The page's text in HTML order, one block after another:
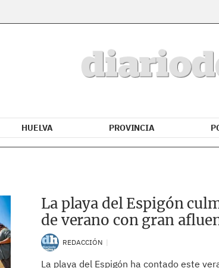
HUELVA PROVINCIA
La playa del Espigón
de verano con gran
REDACCIÓN
La playa del Espigón ha contado este